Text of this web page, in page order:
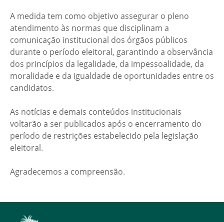
A medida tem como objetivo assegurar o pleno
atendimento às normas que disciplinam a
comunicação institucional dos órgãos públicos
durante o período eleitoral, garantindo a observância
dos princípios da legalidade, da impessoalidade, da
moralidade e da igualdade de oportunidades entre os
candidatos.
As notícias e demais conteúdos institucionais
voltarão a ser publicados após o encerramento do
período de restrições estabelecido pela legislação
eleitoral.
Agradecemos a compreensão.